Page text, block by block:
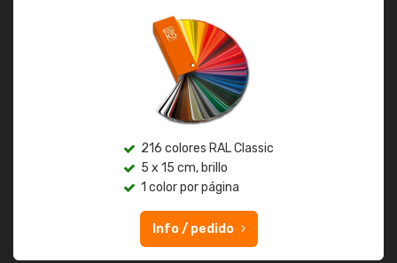
216 colores RAL Classic
5 x 15 cm, brillo
1 color por página
Info / pedido